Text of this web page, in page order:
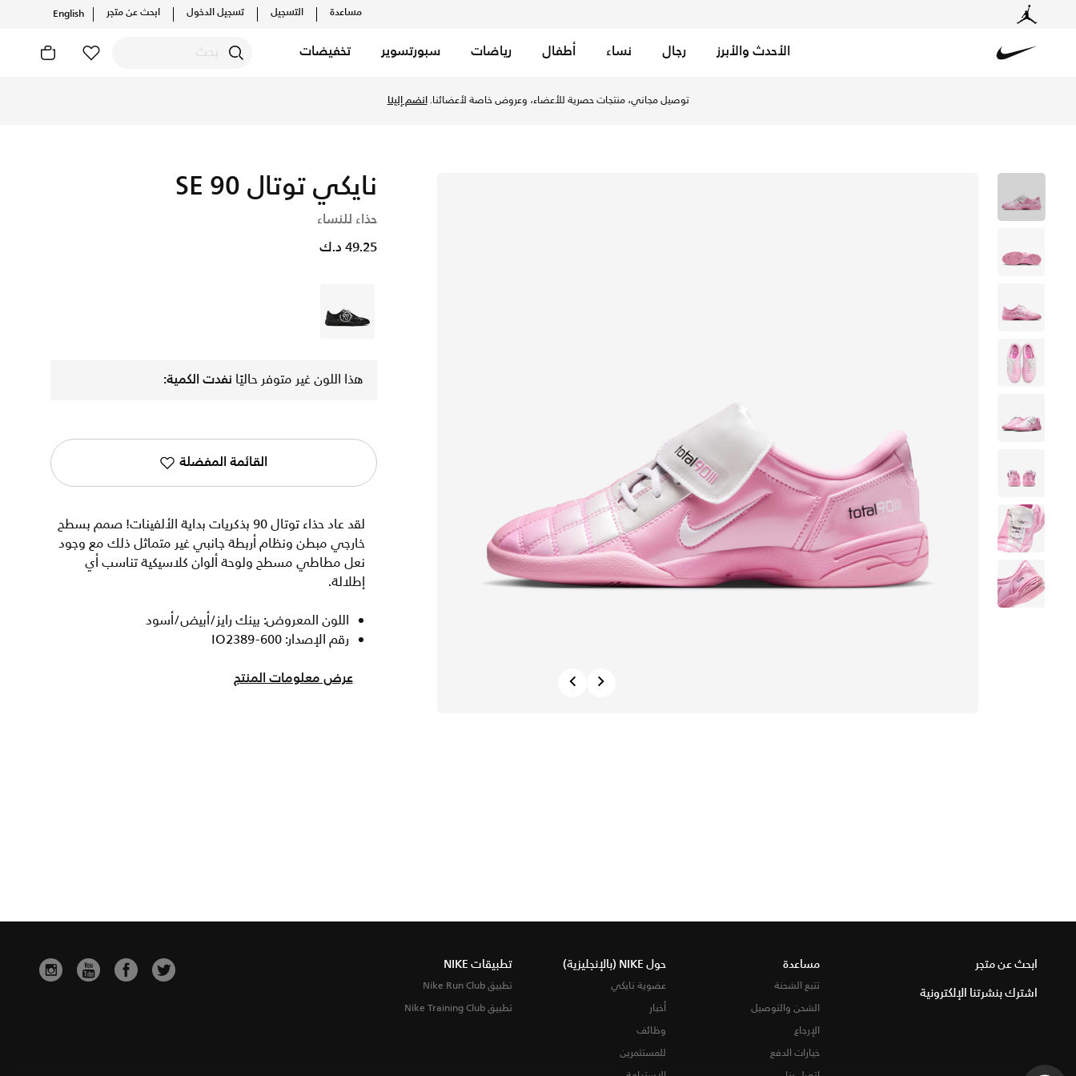
مساعدة التسجيل تسجيل الدخول ابحث عن متجر English
الأحدث والأبرز رجال نساء أطفال رياضات سبورتسوير تخفيضات
توصيل مجاني، منتجات حصرية للأعضاء، وعروض خاصة لأعضائنا.انضم إلينا
Next
نايكي توتال 90 SE
حذاء للنساء
49.25 د.ك
أسود
هذا اللون غير متوفر حاليًا نفدت الكمية:
القائمة المفضلة
لقد عاد حذاء توتال 90 بذكريات بداية الألفينات! صمم بسطح
خارجي مبطن ونظام أربطة جانبي غير متماثل ذلك مع وجود
نعل مطاطي مسطح ولوحة ألوان كلاسيكية تناسب أي
إطلالة.
اللون المعروض: بينك رايز/أبيض/أسود
رقم الإصدار: IO2389-600
عرض معلومات المنتج
ابحث عن متجر
اشترك بنشرتنا الإلكترونية
مساعدة
تتبع الشحنة
الشحن والتوصيل
الإرجاع
خيارات الدفع
حول NIKE (بالإنجليزية)
عضوية نايكي
أخبار
وظائف
للمستثمرين
تطبيقات NIKE
تطبيق Nike Run Club
تطبيق Nike Training Club